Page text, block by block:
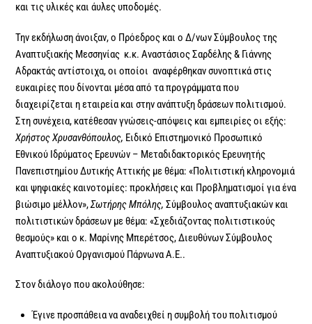
και τις υλικές και άυλες υποδομές.
Την εκδήλωση άνοιξαν, ο Πρόεδρος και ο Δ/νων Σύμβουλος της
Αναπτυξιακής Μεσσηνίας κ.κ. Αναστάσιος Σαρδέλης & Γιάννης
Αδρακτάς αντίστοιχα, οι οποίοι αναφέρθηκαν συνοπτικά στις
ευκαιρίες που δίνονται μέσα από τα προγράμματα που
διαχειρίζεται η εταιρεία και στην ανάπτυξη δράσεων πολιτισμού.
Στη συνέχεια, κατέθεσαν γνώσεις-απόψεις και εμπειρίες οι εξής:
Χρήστος Χρυσανθόπουλος, Ειδικό Επιστημονικό Προσωπικό
Εθνικού Ιδρύματος Ερευνών – Μεταδιδακτορικός Ερευνητής
Πανεπιστημίου Δυτικής Αττικής με θέμα: «Πολιτιστική κληρονομιά
και ψηφιακές καινοτομίες: προκλήσεις και Προβληματισμοί για ένα
βιώσιμο μέλλον»,Σωτήρης Μπόλης,Σύμβουλος αναπτυξιακών και
πολιτιστικών δράσεων με θέμα: «Σχεδιάζοντας πολιτιστικούς
θεσμούς» και ο κ. Μαρίνης Μπερέτσος, Διευθύνων Σύμβουλος
Αναπτυξιακού Οργανισμού Πάρνωνα Α.Ε..
Στον διάλογο που ακολούθησε:
Έγινε προσπάθεια να αναδειχθεί η συμβολή του πολιτισμού